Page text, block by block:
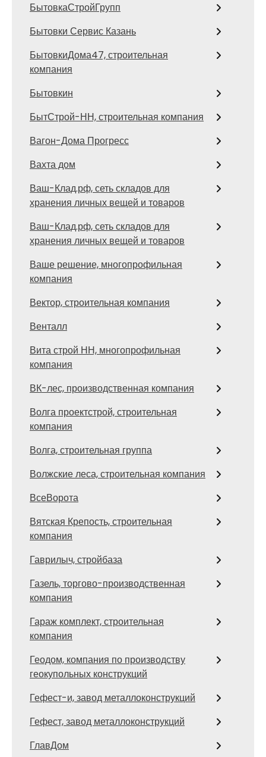
БытовкаСтройГрупп
Бытовки Сервис Казань
БытовкиДома47, строительная
компания
Бытовкин
БытСтрой-НН, строительная компания
Вагон-Дома Прогресс
Вахта дом
Ваш-Клад.рф, сеть складов для
хранения личных вещей и товаров
Ваш-Клад.рф, сеть складов для
хранения личных вещей и товаров
Ваше решение, многопрофильная
компания
Вектор, строительная компания
Венталл
Вита строй НН, многопрофильная
компания
ВК-лес, производственная компания
Волга проектстрой, строительная
компания
Волга, строительная группа
Волжские леса, строительная компания
ВсеВорота
Вятская Крепость, строительная
компания
Гаврилыч, стройбаза
Газель, торгово-производственная
компания
Гараж комплект, строительная
компания
Геодом, компания по производству
геокупольных конструкций
Гефест-и, завод металлоконструкций
Гефест, завод металлоконструкций
ГлавДом